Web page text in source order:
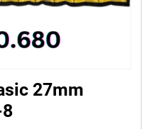
27mm